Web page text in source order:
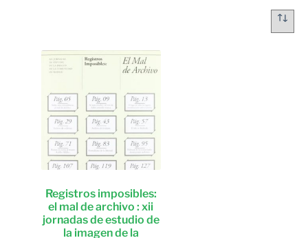
Registros imposibles:
el mal de archivo : xii
jornadas de estudio de
la imagen de la